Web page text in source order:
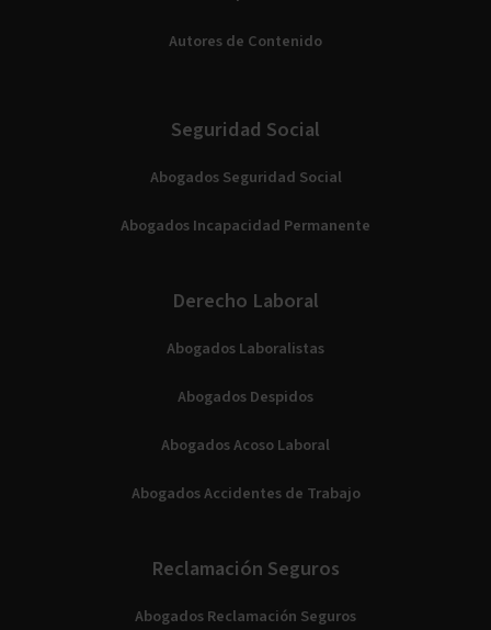
Autores de Contenido
Seguridad Social
Abogados Seguridad Social
Abogados Incapacidad Permanente
Derecho Laboral
Abogados Laboralistas
Abogados Despidos
Abogados Acoso Laboral
Abogados Accidentes de Trabajo
Reclamación Seguros
Abogados Reclamación Seguros